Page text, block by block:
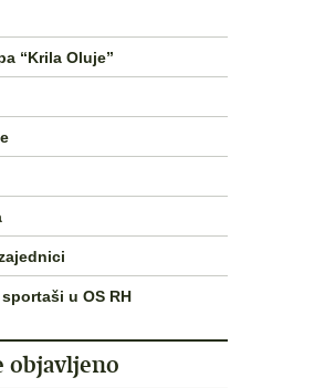
“Krila Oluje”
u OS RH
objavljeno